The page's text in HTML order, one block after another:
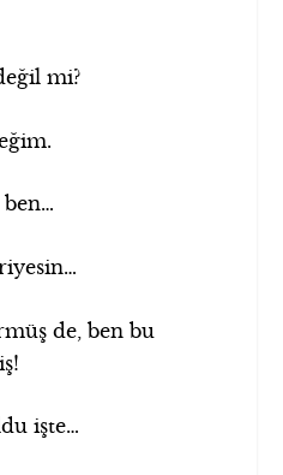
mi?
ben…
de, ben bu
işte…